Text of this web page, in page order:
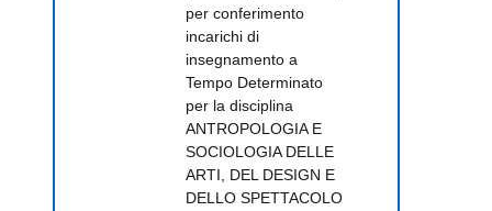
per conferimento
incarichi di
insegnamento a
Tempo Determinato
per la disciplina
ANTROPOLOGIA E
SOCIOLOGIA DELLE
ARTI, DEL DESIGN E
DELLO SPETTACOLO